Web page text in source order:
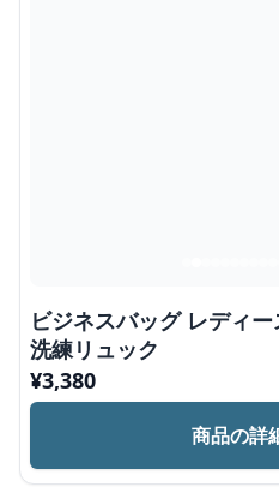
ビジネスバッグ レディ
洗練リュック
¥3,380
商品の詳